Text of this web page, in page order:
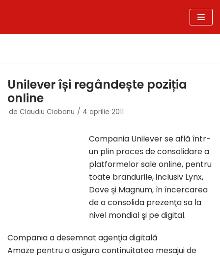
Unilever își regândește poziția
online
de Claudiu Ciobanu 4 aprilie 2011
Compania Unilever se află într-
un plin proces de consolidare a
platformelor sale online, pentru
toate brandurile, inclusiv Lynx,
Dove şi Magnum, în încercarea
de a consolida prezenţa sa la
nivel mondial şi pe digital.
Compania a desemnat agenţia digitală
Amaze pentru a asigura continuitatea mesajui de